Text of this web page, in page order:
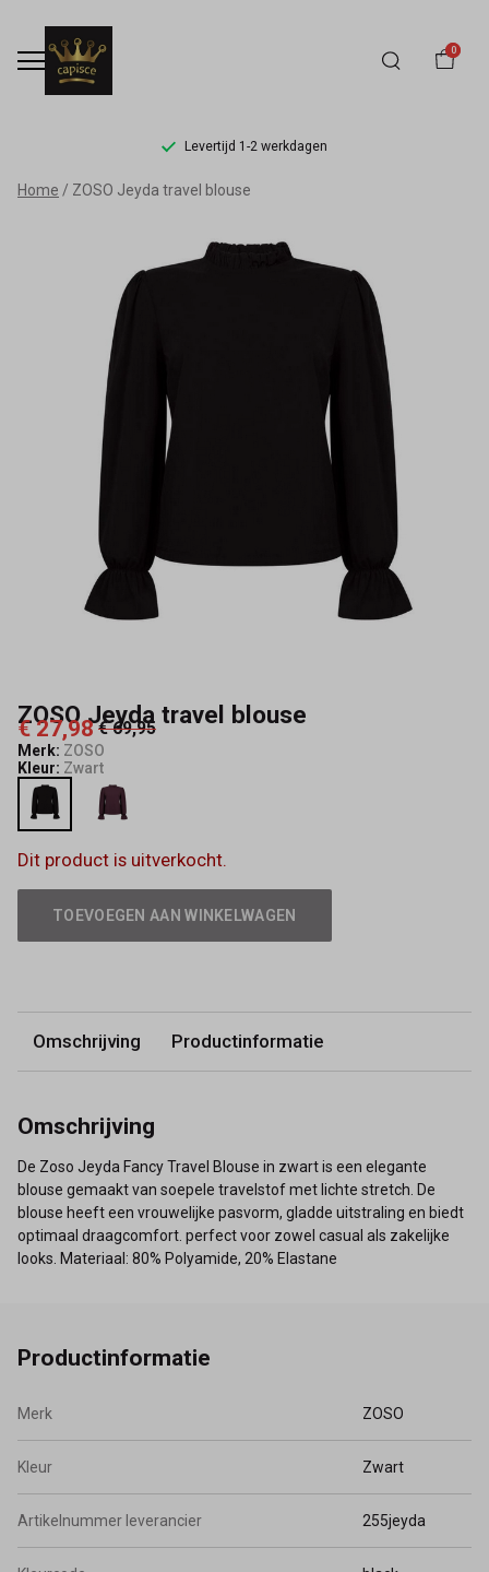
0
Levertijd 1-2 werkdagen
ZOSO
blouse
Capisce
Mode
Home ZOSO Jeyda travel blouse
ZOSO Jeyda travel blouse
€ 27,98 € 69,95
Merk: ZOSO
Kleur: Zwart
Dit product is uitverkocht.
TOEVOEGEN AAN WINKELWAGEN
Omschrijving Productinformatie
Omschrijving
De Zoso Jeyda Fancy Travel Blouse in zwart is een elegante
blouse gemaakt van soepele travelstof met lichte stretch. De
blouse heeft een vrouwelijke pasvorm, gladde uitstraling en biedt
optimaal draagcomfort. perfect voor zowel casual als zakelijke
looks. Materiaal: 80% Polyamide, 20% Elastane
Productinformatie
Merk ZOSO
Kleur Zwart
Artikelnummer leverancier 255jeyda